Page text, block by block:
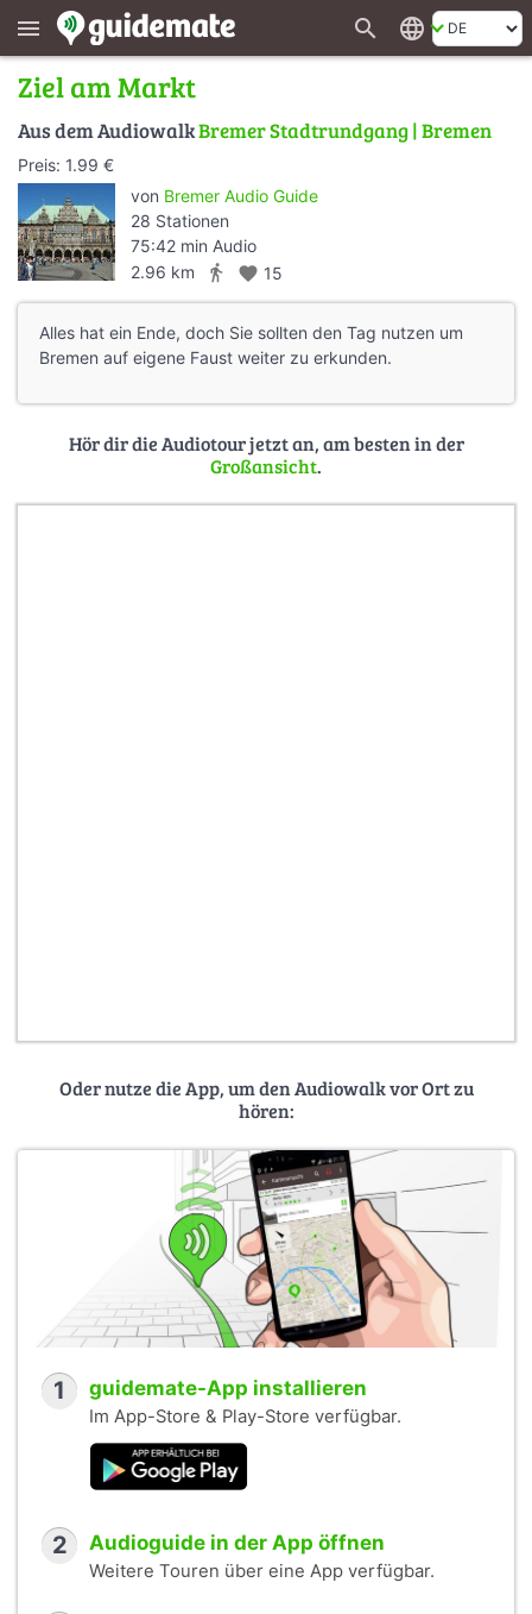
menu search language
Ziel am Markt
Aus dem AudiowalkBremer Stadtrundgang | Bremen
Preis: 1.99 €
von Bremer Audio Guide
28 Stationen
75:42 min Audio
2.96 km
directions_walk favorite 15
Alles hat ein Ende, doch Sie sollten den Tag nutzen um
Bremen auf eigene Faust weiter zu erkunden.
Hör dir die Audiotour jetzt an, am besten in der
Großansicht.
Oder nutze die App, um den Audiowalk vor Ort zu
hören:
1 guidemate-App installieren
Im App-Store & Play-Store verfügbar.
2 Audioguide in der App öffnen
Weitere Touren über eine App verfügbar.